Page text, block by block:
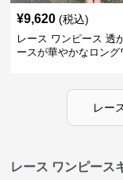
¥9,620 (税込)
レース ワンピース 透
ースが華やかなロング
レー
レース ワンピース